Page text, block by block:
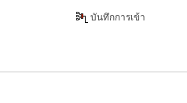
บันทึกการเข้า